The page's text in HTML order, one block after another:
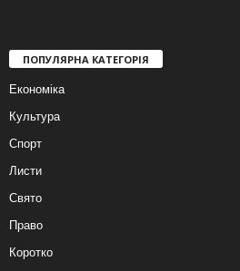
ПОПУЛЯРНА КАТЕГОРІЯ
Економіка
Культура
Спорт
Листи
Свято
Право
Коротко